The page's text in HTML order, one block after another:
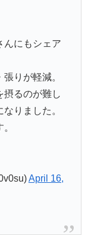
んにもシェア
りが軽減。
摂るのが難し
りました。
April 16,